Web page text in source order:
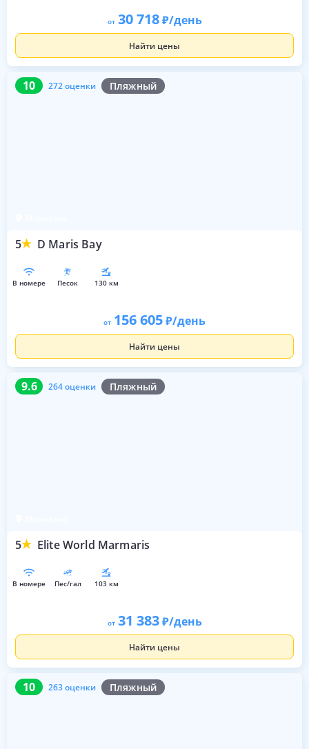
от 30 718 /день
Найти цены
10 272 оценки Пляжный
5 D Maris Bay
10 272 оценки
в номере песок 130 км
от 156 605 /день
Найти цены
9.6 264 оценки Пляжный
5 Elite World Marmaris
9.6 264 оценки
в номере пес/гал 103 км
от 31 383 /день
Найти цены
10 263 оценки Пляжный
10 263 оценки